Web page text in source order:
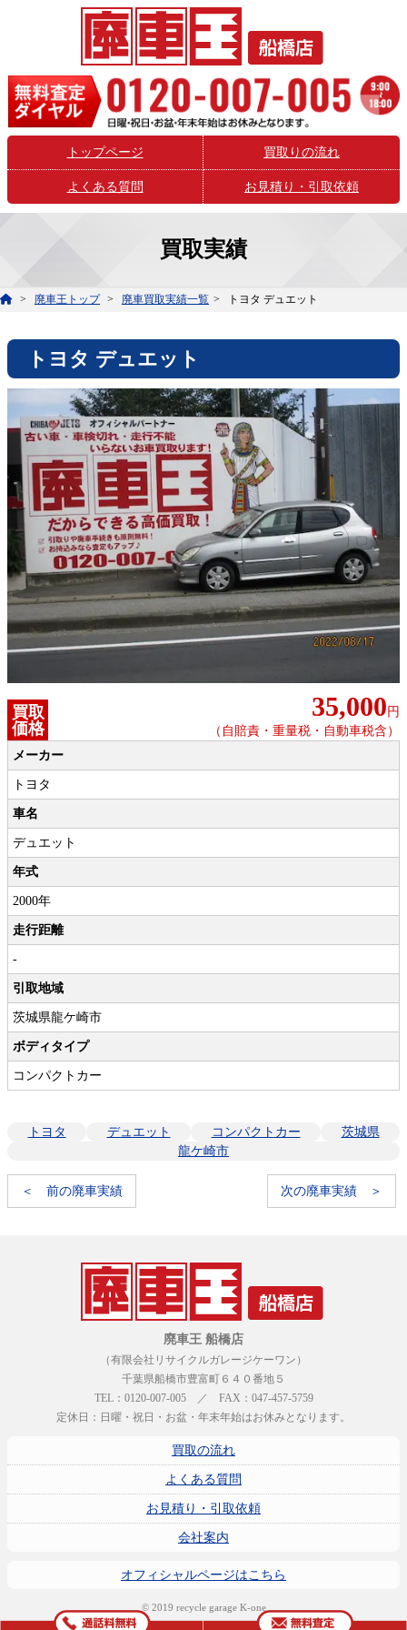
トップページ 買取りの流れ
よくある質問 お見積り・引取依頼
買取実績
廃車王トップ 廃車買取実績一覧 トヨタ デュエット
トヨタ デュエット
買取
価格
35,000 円
（自賠責・重量税・自動車税含）
メーカー
トヨタ
車名
デュエット
年式
2000年
走行距離
-
引取地域
茨城県龍ケ崎市
ボディタイプ
コンパクトカー
トヨタ デュエット コンパクトカー
茨城県
龍ケ崎市
＜ 前の廃車実績 次の廃車実績 ＞
廃車王 船橋店
（有限会社リサイクルガレージケーワン）
千葉県船橋市豊富町６４０番地５
TEL：0120-007-005 ／ FAX：047-457-5759
定休日：日曜・祝日・お盆・年末年始はお休みとなります。
買取の流れ
よくある質問
お見積り・引取依頼
会社案内
オフィシャルページはこちら
© 2019 recycle garage K-one